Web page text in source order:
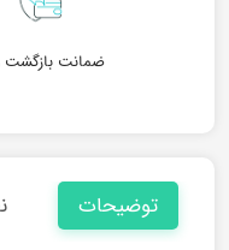
ضمانت بازگشت
توضیحات